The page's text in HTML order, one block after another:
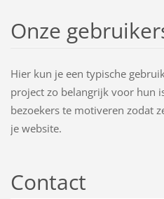
Onze
Hier kun je een typische
project zo belangrijk voor hun
bezoekers te motiveren zodat
je website.
Contact